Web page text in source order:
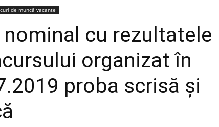
de muncă vacante
cu rezultatele
organizat în
proba scrisă și